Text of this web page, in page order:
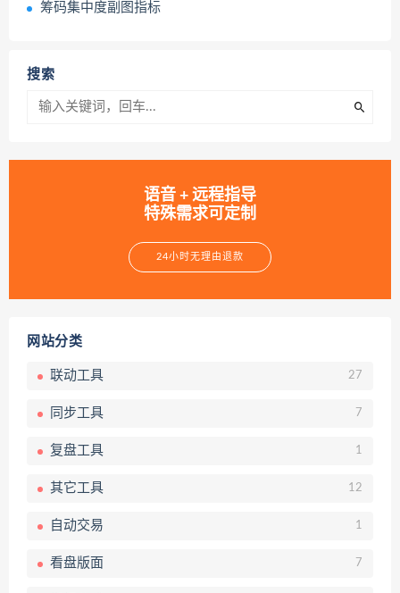
筹码集中度副图指标
搜索
语音 + 远程指导
特殊需求可定制
24小时无理由退款
网站分类
联动工具 27
同步工具 7
复盘工具 1
其它工具 12
自动交易 1
看盘版面 7